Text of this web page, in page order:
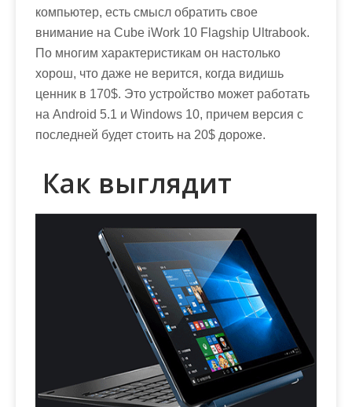
компьютер, есть смысл обратить свое
внимание на Cube iWork 10 Flagship Ultrabook.
По многим характеристикам он настолько
хорош, что даже не верится, когда видишь
ценник в 170$. Это устройство может работать
на Android 5.1 и Windows 10, причем версия с
последней будет стоить на 20$ дороже.
Как выглядит